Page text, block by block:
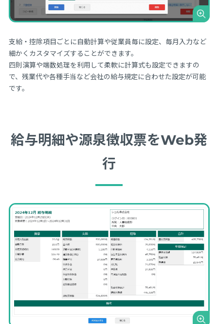
支給・控除項目ごとに自動計算や従業員毎に設定、毎月入力など
細かくカスタマイズすることができます。
四則演算や端数処理を利用して柔軟に計算式も設定できますの
で、残業代や各種手当など会社の給与規定に合わせた設定が可能
です。
給与明細や源泉徴収票をWeb発
行